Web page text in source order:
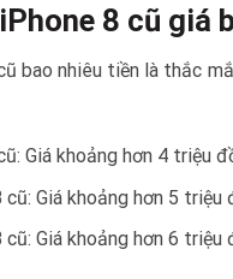
8 cũ giá
bao nhiêu tiền là thắc
Giá khoảng hơn 4 triệu
Giá khoảng hơn 5 triệu
Giá khoảng hơn 6 triệu